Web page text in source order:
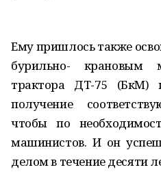
Ему пришлось также
бурильно- крановым
трактора ДТ-75 (БкМ)
получение
чтобы по
машинистов. И он
делом в течение десяти